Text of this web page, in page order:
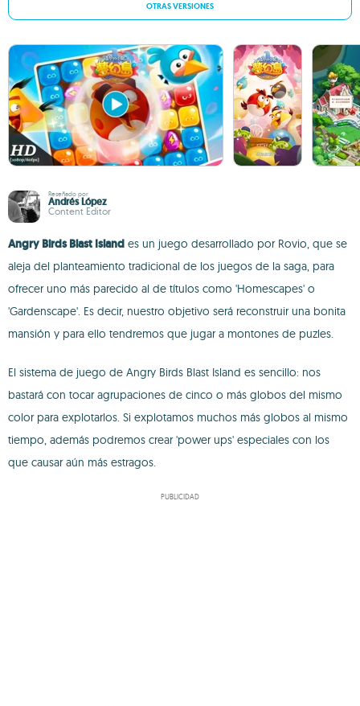
OTRAS VERSIONES
Reseñado por
Andrés López
Content Editor
Angry Birds Blast Island es un juego desarrollado por Rovio, que se
aleja del planteamiento tradicional de los juegos de la saga, para
ofrecer uno más parecido al de títulos como 'Homescapes' o
'Gardenscape'. Es decir, nuestro objetivo será reconstruir una bonita
mansión y para ello tendremos que jugar a montones de puzles.
El sistema de juego de Angry Birds Blast Island es sencillo: nos
bastará con tocar agrupaciones de cinco o más globos del mismo
color para explotarlos. Si explotamos muchos más globos al mismo
tiempo, además podremos crear 'power ups' especiales con los
que causar aún más estragos.
PUBLICIDAD